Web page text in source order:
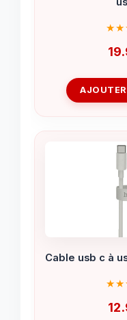
AJOUTER
Cable usb c à